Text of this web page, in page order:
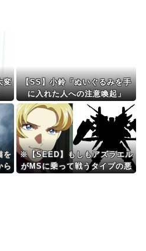
互RSS
変
【SS】小鈴「ぬいぐるみを手
に入れた人への注意喚起」
を
ら
※【SEED】もしもアズラエル
がMSに乗って戦うタイプの悪